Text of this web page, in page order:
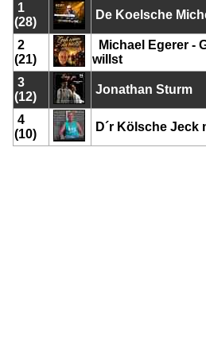
1
(28)
De Koelsche
2
(21)
Michael Egerer -
willst
3
(12)
Jonathan Sturm
4
(10)
D´r Kölsche Jeck